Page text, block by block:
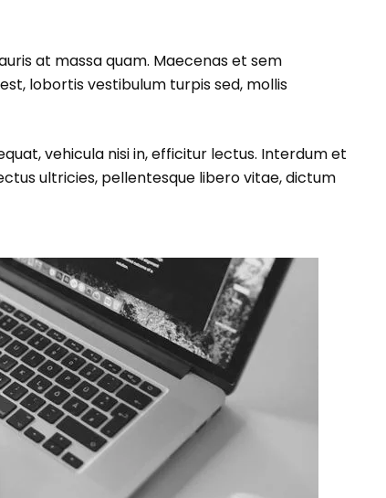
at massa quam. Maecenas et sem
lobortis vestibulum turpis sed, mollis
vehicula nisi in, efficitur lectus. Interdum et
ultricies, pellentesque libero vitae, dictum